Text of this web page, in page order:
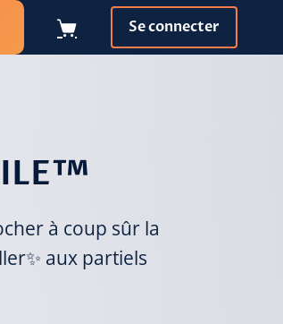
Se connecter
à coup sûr la
aux partiels